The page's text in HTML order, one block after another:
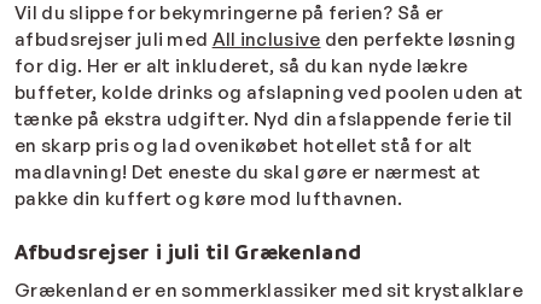
Vil du slippe for bekymringerne på ferien? Så er
afbudsrejser juli med All inclusive den perfekte løsning
for dig. Her er alt inkluderet, så du kan nyde lækre
buffeter, kolde drinks og afslapning ved poolen uden at
tænke på ekstra udgifter. Nyd din afslappende ferie til
en skarp pris og lad ovenikøbet hotellet stå for alt
madlavning! Det eneste du skal gøre er nærmest at
pakke din kuffert og køre mod lufthavnen.
Afbudsrejser i juli til Grækenland
Grækenland er en sommerklassiker med sit krystalklare